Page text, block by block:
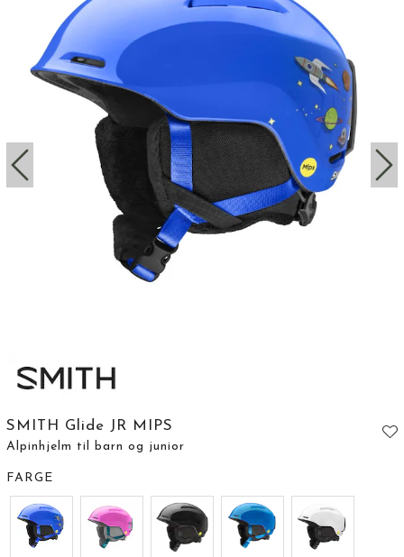
SMITH Glide JR MIPS
Alpinhjelm til barn og junior
FARGE